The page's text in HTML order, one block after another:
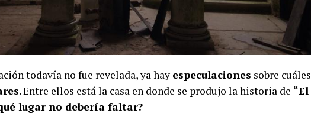
todavía no fue revelada, ya hay especulaciones sobre cuáles
. Entre ellos está la casa en donde se produjo la historia de “El
lugar no debería faltar?